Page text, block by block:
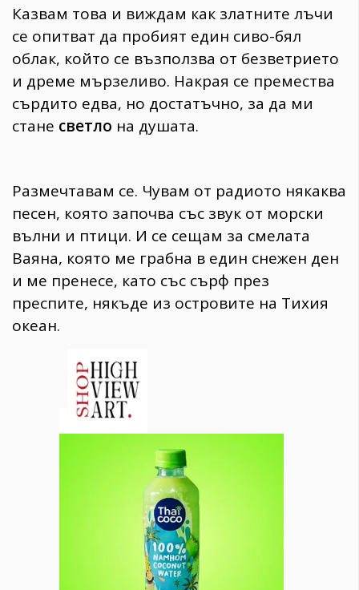
Wellness
1816
ПОСЛЕДВАЙТЕ
НИ
Казвам това и виждам как златните лъчи
се опитват да пробият един сиво-бял
облак, който се възползва от безветрието
и дреме мързеливо. Накрая се премества
сърдито едва, но достатъчно, за да ми
стане светло на душата.
Размечтавам се. Чувам от радиото някаква
песен, която започва със звук от морски
вълни и птици. И се сещам за смелата
Ваяна, която ме грабна в един снежен ден
и ме пренесе, като със сърф през
преспите, някъде из островите на Тихия
океан.